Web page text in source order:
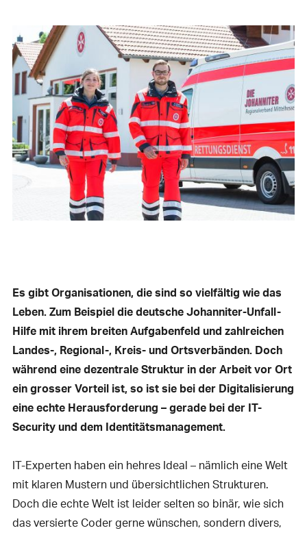
Es gibt Organisationen, die sind so vielfältig wie das
Leben. Zum Beispiel die deutsche Johanniter-Unfall-
Hilfe mit ihrem breiten Aufgabenfeld und zahlreichen
Landes-, Regional-, Kreis- und Ortsverbänden. Doch
während eine dezentrale Struktur in der Arbeit vor Ort
ein grosser Vorteil ist, so ist sie bei der Digitalisierung
eine echte Herausforderung – gerade bei der IT-
Security und dem Identitätsmanagement.
IT-Experten haben ein hehres Ideal – nämlich eine Welt
mit klaren Mustern und übersichtlichen Strukturen.
Doch die echte Welt ist leider selten so binär, wie sich
das versierte Coder gerne wünschen, sondern divers,